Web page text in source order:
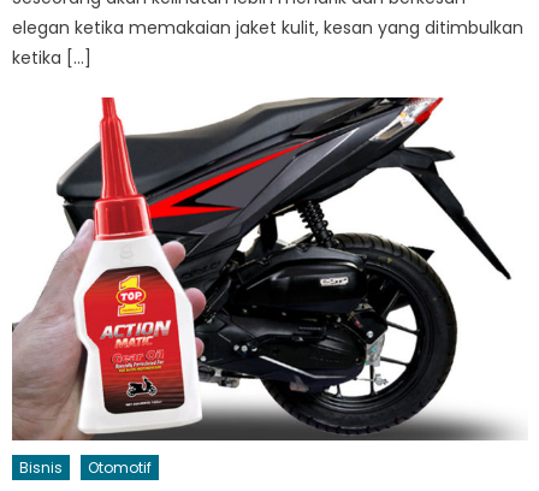
elegan ketika memakaian jaket kulit, kesan yang ditimbulkan
ketika […]
Bisnis Otomotif